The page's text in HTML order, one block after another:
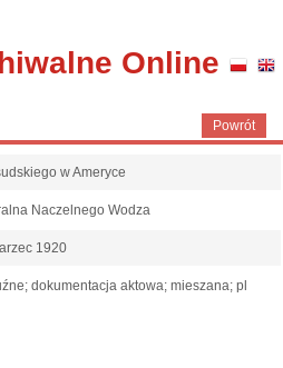
Online
Powrót
w Ameryce
Naczelnego Wodza
1920
dokumentacja aktowa; mieszana; pl